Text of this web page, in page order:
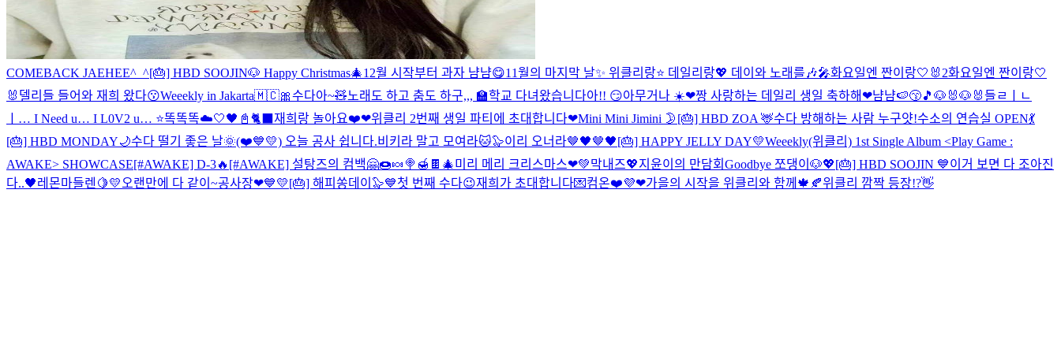
COMEBACK JAEHEE^_^[🎂] HBD SOOJIN🐶 Happy Christmas🎄12월 시작부터 과자 냠냠😋11월의 마지막 날✨ 위클리랑⭐️ 데일리랑💖 데이와 노래를🎶🎤화요일엔 짠이랑🤍🐰2화요일엔 짠이랑🤍
🐰 델리들 들어와 재희 왔다😗Weeekly in Jakarta🇲🇨🎀수다아~🧸노래도 하고 춤도 하구,,, 🏫학교 다녀왔습니다아!! 😏아무거나 ☀️❤짱 사랑하는 데일리 생일 축하해❤냠냠🍉😙🎵 🐶🐰🐶🐰들ㄹㅣㄴ
ㅣ… I Need u… I L0V2 u… ⭐똑똑똑☁️🤍🖤📓🐈‍⬛ 재희랑 놀아요❤️❤위클리 2번째 생일 파티에 초대합니다❤Mini Mini Jimini 🌛 [🎂] HBD ZOA 🦌수다 방해하는 사람 누구얏!수소의 연습실 OPEN💃
[🎂] HBD MONDAY🌙수다 떨기 좋은 날🌞(❤️💙💛) 오늘 공사 쉽니다.비키라 말고 모여라🐱🦭이리 오너라🤎🖤🤎🖤[🎂] HAPPY JELLY DAY💛Weeekly(위클리) 1st Single Album <Play Game :
AWAKE> SHOWCASE[#AWAKE] D-3🔥 [#AWAKE] 설탕즈의 컴백🤗🍩🍬🍭🍯🍫 🎄미리 메리 크리스마스❤💚막내즈💖지윤이의 만담회 Goodbye 쪼댕이🐶💖[🎂] HBD SOOJIN 💙이거 보면 다 조아진
다..🖤레몬마들렌🍋💛 오랜만에 다 같이~공사장❤💙💛[🎂] 해피쏭데이🦭💙첫 번째 수다😉재희가 초대합니다💌컴온❤️💜❤가을의 시작을 위클리와 함께🍁🍂위클리 깜짝 등장!?👋